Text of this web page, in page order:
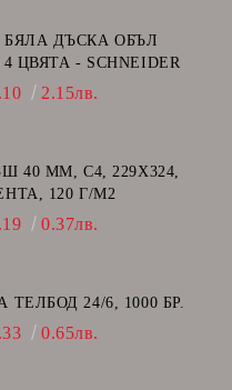
БЯЛА ДЪСКА ОБЪЛ
MAXX 290 - 4 ЦВЯТА - SCHNEIDER
2.15лв.
40 MM, C4, 229Х324,
120 Г/М2
0.37лв.
ТЕЛБОД 24/6, 1000 БР.
0.65лв.